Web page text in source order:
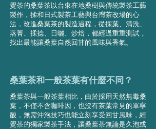
覺茶的桑葉茶以台東在地桑樹與傳統製茶工藝
製作，揉和日式製茶工藝與台灣茶改場的心
法，改進桑葉茶的製造過程，從採葉、清洗、
蒸菁、揉捻、日曬、炒焙，都經過重重測試，
找出最能讓桑葉自然回甘的風味與香氣。
桑葉茶和一般茶葉有什麼不同？
桑葉茶與一般茶葉相比，由於採用天然無毒桑
葉，不僅不含咖啡因，也沒有茶葉常見的單寧
酸，無需沖泡技巧也能立刻享受回甘風味，經
覺茶的獨家製茶手法，讓桑葉茶無論是久泡或